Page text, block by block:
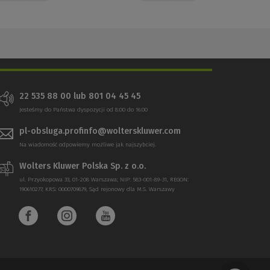
22 535 88 00 lub 801 04 45 45
Jesteśmy do Państwa dyspozycji od 8:00 do 16:00
pl-obsluga.profinfo@wolterskluwer.com
Na wiadomość odpowiemy możliwe jak najszybciej.
Wolters Kluwer Polska Sp. z o.o.
ul. Przyokopowa 33, 01-208 Warszawa; NIP: 583-001-89-31, REGON:
190610277, KRS: 0000709879, Sąd rejonowy dla M.S. Warszawy